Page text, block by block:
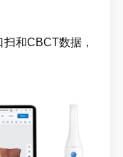
和CBCT数据，